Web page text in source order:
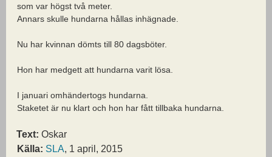
som var högst två meter.
Annars skulle hundarna hållas inhägnade.
Nu har kvinnan dömts till 80 dagsböter.
Hon har medgett att hundarna varit lösa.
I januari omhändertogs hundarna.
Staketet är nu klart och hon har fått tillbaka hundarna.
Text: Oskar
Källa: SLA, 1 april, 2015